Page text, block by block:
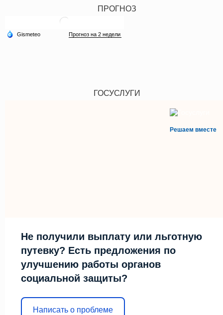
ПРОГНОЗ
ГОСУСЛУГИ
Решаем вместе
Не получили выплату или льготную
путевку? Есть предложения по
улучшению работы органов
социальной защиты?
Написать о проблеме